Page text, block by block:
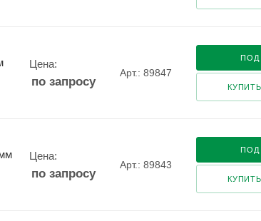
Цена:
по запросу
Арт.: 89847
ПОД
Цена:
по запросу
Арт.: 89843
ПОД